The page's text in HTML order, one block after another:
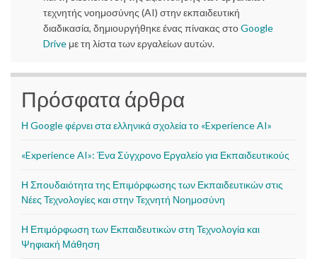
τεχνητής νοημοσύνης (AI) στην εκπαιδευτική
διαδικασία, δημιουργήθηκε ένας πίνακας στοGoogle
Drive με τη λίστα των εργαλείων αυτών.
Πρόσφατα άρθρα
Η Google φέρνει στα ελληνικά σχολεία το «Experience AI»
«Experience AI»: Ένα Σύγχρονο Εργαλείο για Εκπαιδευτικούς
Η Σπουδαιότητα της Επιμόρφωσης των Εκπαιδευτικών στις
Νέες Τεχνολογίες και στην Τεχνητή Νοημοσύνη
Η Επιμόρφωση των Εκπαιδευτικών στη Τεχνολογία και
Ψηφιακή Μάθηση